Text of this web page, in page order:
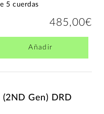
5 cuerdas
485,00€
Añadir
(2ND Gen) DRD